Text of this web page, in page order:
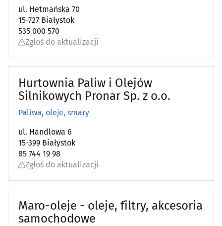
ul. Hetmańska 70
15-727 Białystok
535 000 570
Zgłoś do aktualizacji
Hurtownia Paliw i Olejów
Silnikowych Pronar Sp. z o.o.
Paliwa, oleje, smary
ul. Handlowa 6
15-399 Białystok
85 744 19 98
Zgłoś do aktualizacji
Maro-oleje - oleje, filtry, akcesoria
samochodowe